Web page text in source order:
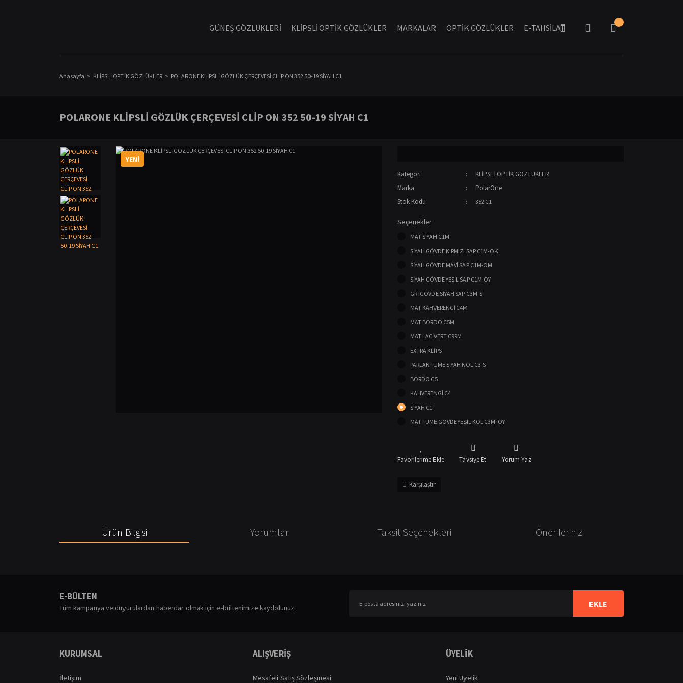
GÜNEŞ GÖZLÜKLERİ KLİPSLİ OPTİK GÖZLÜKLER MARKALAR OPTİK GÖZLÜKLER E-TAHSİLAT
Anasayfa KLİPSLİ OPTİK GÖZLÜKLER POLARONE KLİPSLİ GÖZLÜK ÇERÇEVESİ CLİP ON 352 50-19 SİYAH C1
POLARONE KLİPSLİ GÖZLÜK ÇERÇEVESİ CLİP ON 352 50-19 SİYAH C1
YENİ
Kategori
KLİPSLİ OPTİK GÖZLÜKLER
Marka
PolarOne
Stok Kodu
352 C1
Seçenekler
MAT SİYAH C1M
SİYAH GÖVDE KIRMIZI SAP C1M-OK
SİYAH GÖVDE MAVİ SAP C1M-OM
SİYAH GÖVDE YEŞİL SAP C1M-OY
GRİ GÖVDE SİYAH SAP C3M-S
MAT KAHVERENGİ C4M
MAT BORDO C5M
MAT LACİVERT C99M
EXTRA KLİPS
PARLAK FÜME SİYAH KOL C3-S
BORDO C5
KAHVERENGİ C4
SİYAH C1
MAT FÜME GÖVDE YEŞİL KOL C3M-OY
Tavsiye Et Yorum Yaz
Karşılaştır
Ürün Bilgisi Yorumlar Taksit Seçenekleri Önerileriniz
Ürün resmi kalitesiz, bozuk veya görüntülenemiyor.
Ürün fiyatı diğer sitelerden daha pahalı.
E-BÜLTEN
Tüm kampanya ve duyurulardan haberdar olmak için e-bültenimize kaydolunuz. EKLE
KURUMSAL
İletişim
ALIŞVERİŞ
Mesafeli Satış Sözleşmesi
ÜYELİK
Yeni Üyelik